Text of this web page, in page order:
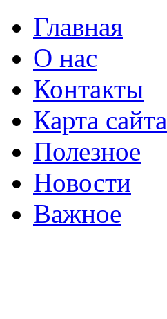
Главная
О нас
Контакты
Карта сайта
Полезное
Новости
Важное